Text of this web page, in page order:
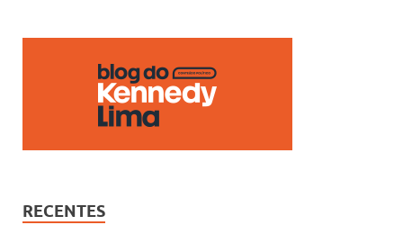
o A
p
p
Li
n
k
dI
n
RECENTES